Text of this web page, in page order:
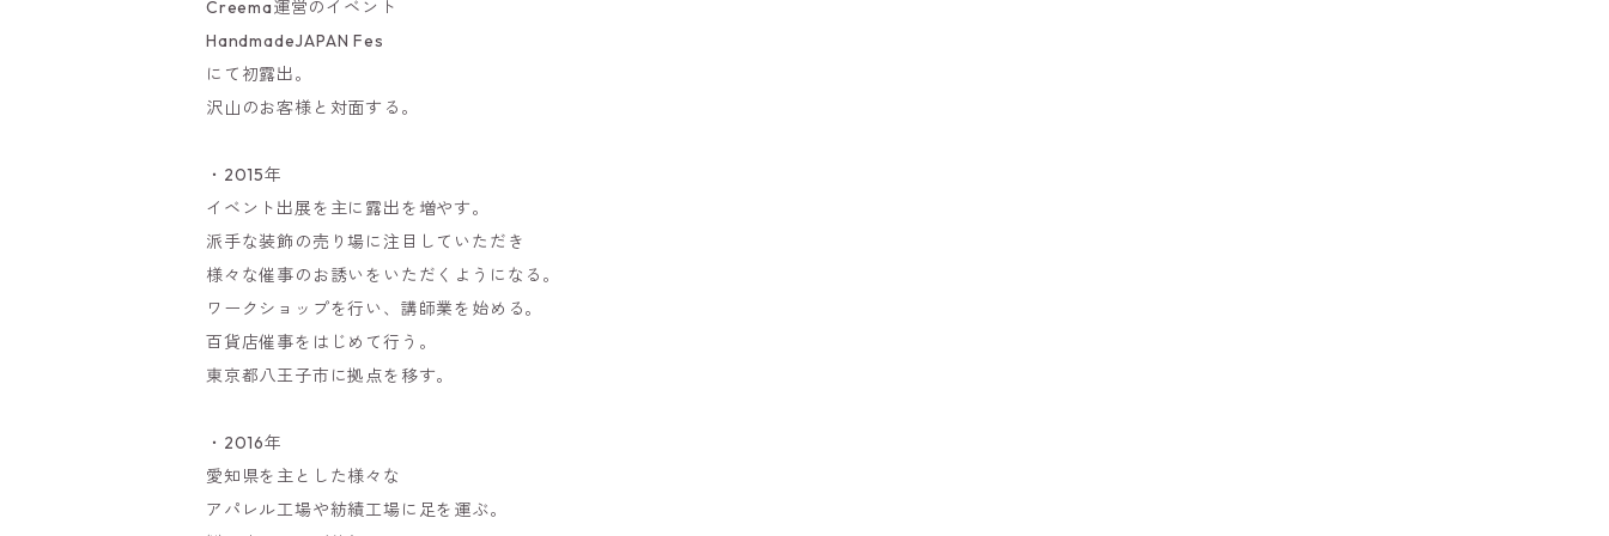
Creema運営のイベント
HandmadeJAPAN Fes
にて初露出。
沢山のお客様と対面する。
・2015年
イベント出展を主に露出を増やす。
派手な装飾の売り場に注目していただき
様々な催事のお誘いをいただくようになる。
ワークショップを行い、講師業を始める。
百貨店催事をはじめて行う。
東京都八王子市に拠点を移す。
・2016年
愛知県を主とした様々な
アパレル工場や紡績工場に足を運ぶ。